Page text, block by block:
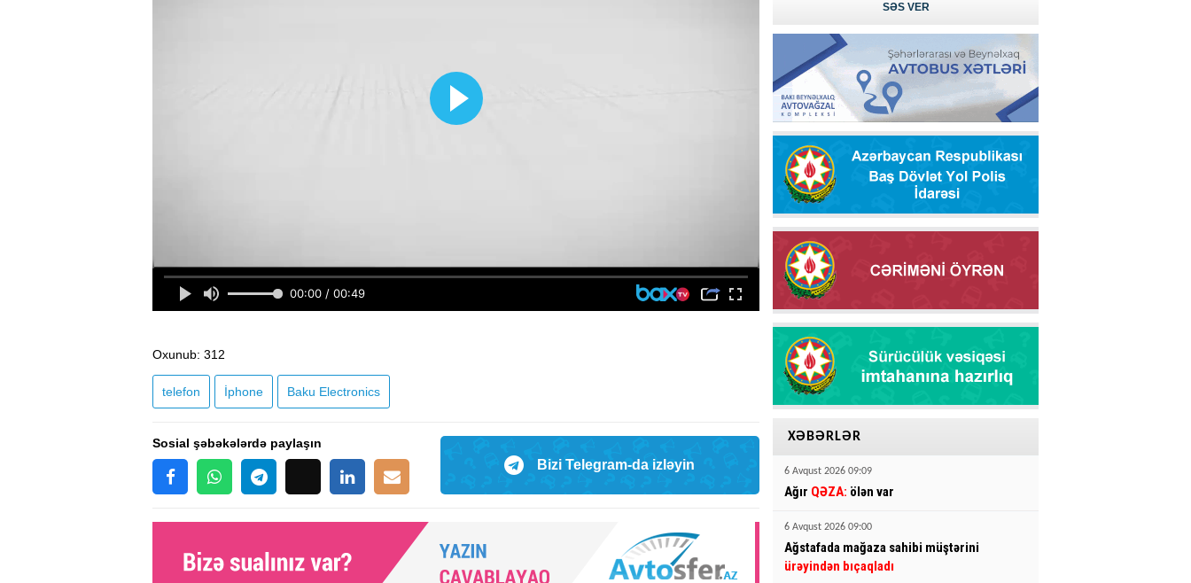
Oxunub: 312
telefon İphone Baku Electronics
Sosial şəbəkələrdə paylaşın
Bizi Telegram-da izləyin
XƏBƏRLƏR
6 Avqust 2026 09:09
Ağır QƏZA: ölən var
6 Avqust 2026 09:00
Ağstafada mağaza sahibi müştərini
ürəyindən bıçaqladı